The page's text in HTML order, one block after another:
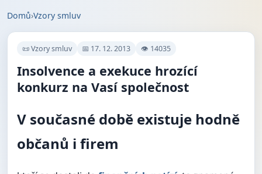
Domů›Vzory smluv
📜 Vzory smluv 📅 17. 12. 2013 👁 14035
Insolvence a exekuce hrozící
konkurz na Vasí společnost
V současné době existuje hodně
občanů i firem